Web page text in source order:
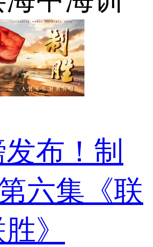
布！制
六集《联
》